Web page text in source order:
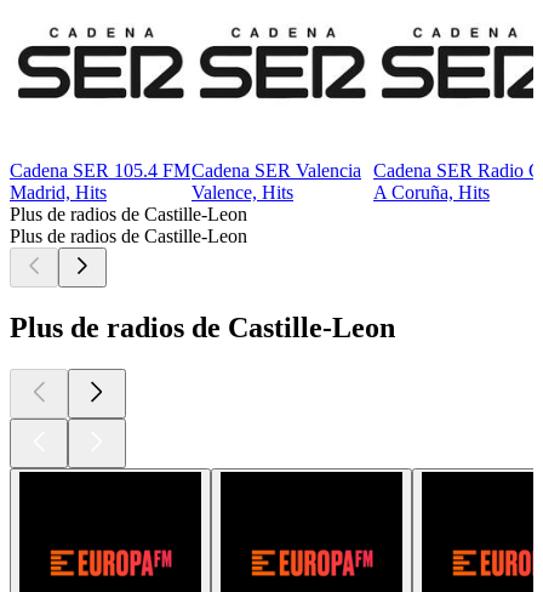
Cadena SER 105.4 FM
Madrid, Hits
Cadena SER Valencia
Valence, Hits
Cadena SER Radio
A Coruña, Hits
Plus de radios de Castille-Leon
Plus de radios de Castille-Leon
Plus de radios de Castille-Leon